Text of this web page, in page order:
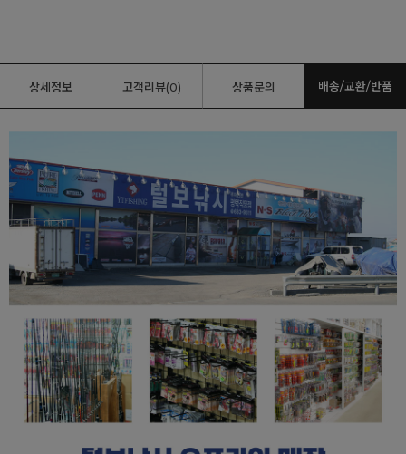
상세정보 고객리뷰(0) 상품문의 배송/교환/반품